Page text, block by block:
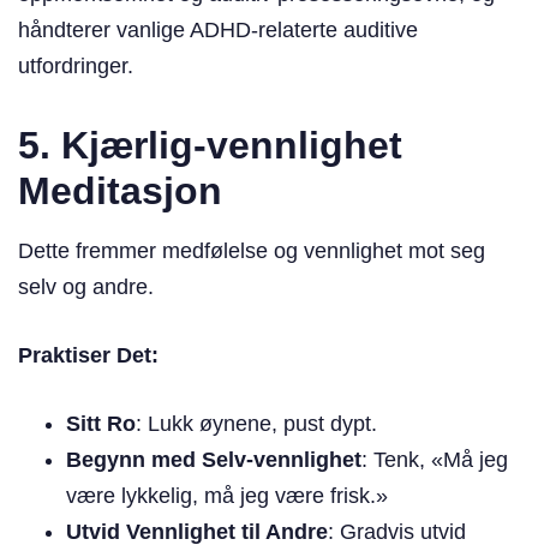
håndterer vanlige ADHD-relaterte auditive
utfordringer.
5. Kjærlig-vennlighet
Meditasjon
Dette fremmer medfølelse og vennlighet mot seg
selv og andre.
Praktiser Det:
Sitt Ro: Lukk øynene, pust dypt.
Begynn med Selv-vennlighet: Tenk, «Må jeg
være lykkelig, må jeg være frisk.»
Utvid Vennlighet til Andre: Gradvis utvid